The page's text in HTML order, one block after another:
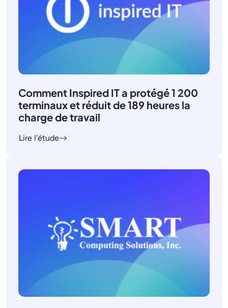
Comment Inspired IT a protégé 1 200
terminaux et réduit de 189 heures la
charge de travail
Lire l'étude